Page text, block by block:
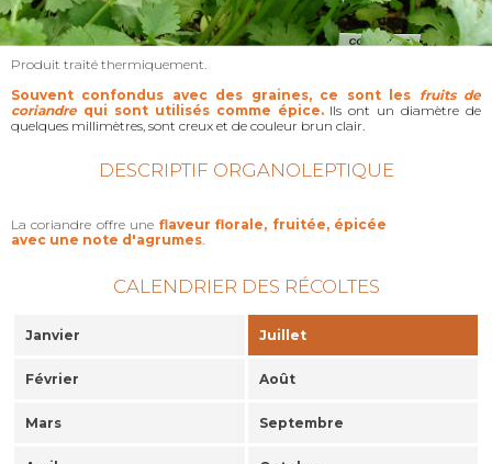
Produit traité thermiquement.
Souvent confondus avec des graines, ce sont les fruits de
coriandre qui sont utilisés comme épice. Ils ont un diamètre de
quelques millimètres, sont creux et de couleur brun clair.
DESCRIPTIF ORGANOLEPTIQUE
La coriandre offre une flaveur florale, fruitée, épicée
avec une note d'agrumes
CALENDRIER DES RÉCOLTES
Janvier Juillet
Février Août
Mars Septembre